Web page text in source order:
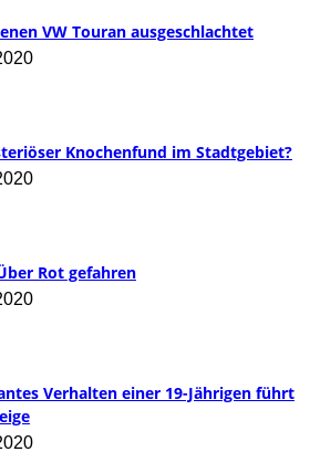
VW Touran ausgeschlachtet
Knochenfund im Stadtgebiet?
Rot gefahren
Verhalten einer 19-Jährigen führt